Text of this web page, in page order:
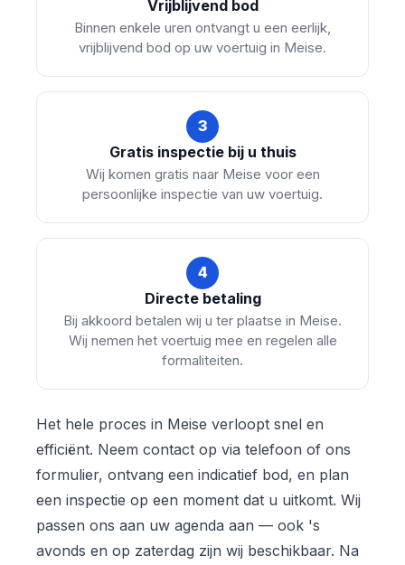
Vrijblijvend bod
Binnen enkele uren ontvangt u een eerlijk,
vrijblijvend bod op uw voertuig in Meise.
3
Gratis inspectie bij u thuis
Wij komen gratis naar Meise voor een
persoonlijke inspectie van uw voertuig.
4
Directe betaling
Bij akkoord betalen wij u ter plaatse in Meise.
Wij nemen het voertuig mee en regelen alle
formaliteiten.
Het hele proces in Meise verloopt snel en
efficiënt. Neem contact op via telefoon of ons
formulier, ontvang een indicatief bod, en plan
een inspectie op een moment dat u uitkomt. Wij
passen ons aan uw agenda aan — ook 's
avonds en op zaterdag zijn wij beschikbaar. Na